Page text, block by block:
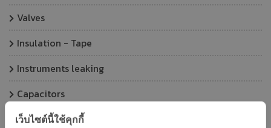
Valves
Insulation - Tape
Instruments leaking
Capacitors
Relays and Contractors
เว็บไซต์นี้ใช้คุกกี้